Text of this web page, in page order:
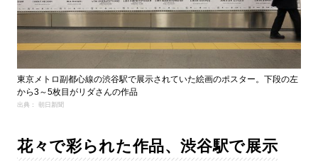
東京メトロ副都心線の渋谷駅で展示されていた絵画のポスター。下段の左
から3～5枚目がリダさんの作品
出典： 朝日新聞
花々で彩られた作品、渋谷駅で展示